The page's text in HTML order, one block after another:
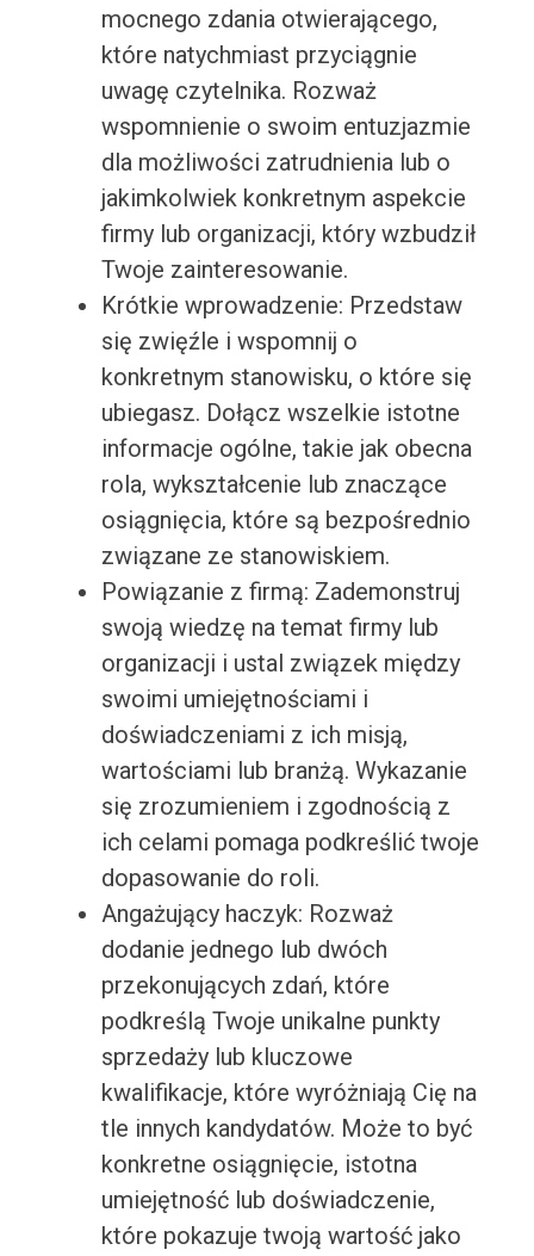
mocnego zdania otwierającego,
które natychmiast przyciągnie
uwagę czytelnika. Rozważ
wspomnienie o swoim entuzjazmie
dla możliwości zatrudnienia lub o
jakimkolwiek konkretnym aspekcie
firmy lub organizacji, który wzbudził
Twoje zainteresowanie.
Krótkie wprowadzenie: Przedstaw
się zwięźle i wspomnij o
konkretnym stanowisku, o które się
ubiegasz. Dołącz wszelkie istotne
informacje ogólne, takie jak obecna
rola, wykształcenie lub znaczące
osiągnięcia, które są bezpośrednio
związane ze stanowiskiem.
Powiązanie z firmą: Zademonstruj
swoją wiedzę na temat firmy lub
organizacji i ustal związek między
swoimi umiejętnościami i
doświadczeniami z ich misją,
wartościami lub branżą. Wykazanie
się zrozumieniem i zgodnością z
ich celami pomaga podkreślić twoje
dopasowanie do roli.
Angażujący haczyk: Rozważ
dodanie jednego lub dwóch
przekonujących zdań, które
podkreślą Twoje unikalne punkty
sprzedaży lub kluczowe
kwalifikacje, które wyróżniają Cię na
tle innych kandydatów. Może to być
konkretne osiągnięcie, istotna
umiejętność lub doświadczenie,
które pokazuje twoją wartość jako